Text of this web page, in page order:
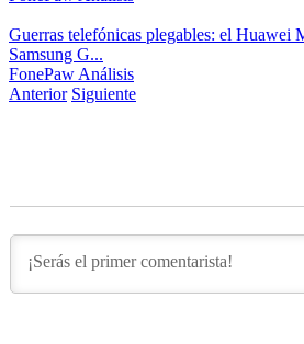
Guerras telefónicas plegables: el Huawei
Samsung G...
FonePaw Análisis
Anterior Siguiente